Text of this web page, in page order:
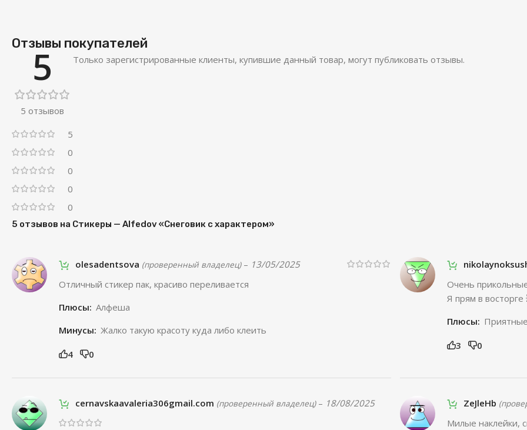
Отзывы покупателей
5
5 отзывов
5
0
0
0
0
5 отзывов на Стикеры — Alfedov «Снеговик с характером»
olesadentsova (проверенный владелец) – 13/05/2025
Отличный стикер пак, красиво переливается
Плюсы: Алфеша
Минусы: Жалко такую красоту куда либо клеить
4 0
Очень
Я прям в восторге
Плюсы:
3 0
cernavskaavaleria306gmail.com (проверенный владелец) – 18/08/2025 ZeJleHb
Милые наклейки,
Только зарегистрированные клиенты, купившие данный товар, могут публиковать отзывы.